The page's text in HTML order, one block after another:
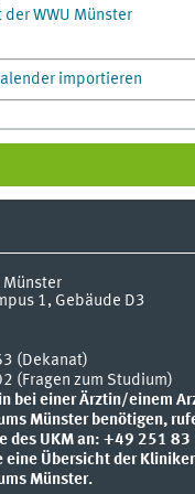
WWU Münster
importieren
1, Gebäude D3
(Dekanat)
(Fragen zum Studium)
bei einer Ärztin/einem
Münster benötigen,
des UKM an: +49 251 83
eine Übersicht der
Münster.